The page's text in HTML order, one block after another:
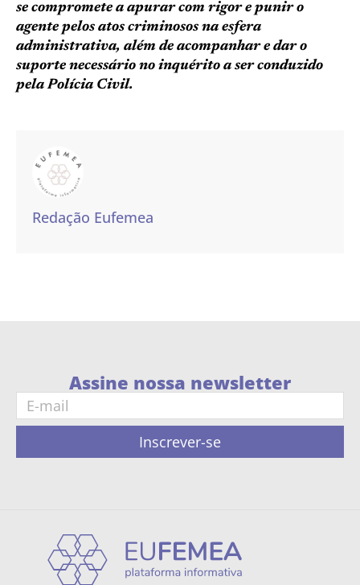
se compromete a apurar com rigor e punir o
agente pelos atos criminosos na esfera
administrativa, além de acompanhar e dar o
suporte necessário no inquérito a ser conduzido
pela Polícia Civil.
Redação Eufemea
Assine nossa newsletter
Inscrever-se